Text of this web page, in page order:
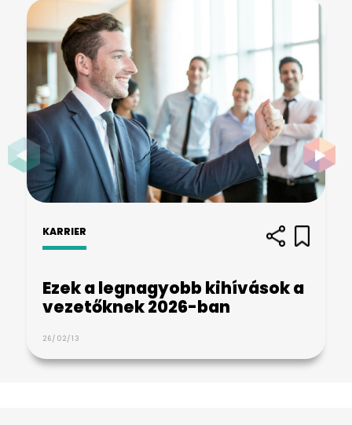
KARRIER
Ezek a legnagyobb kihívások a
vezetőknek 2026-ban
26/02/13